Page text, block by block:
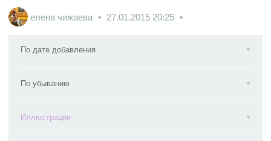
елена чижаева 27.01.2015 20:25
По дате добавления
По убыванию
Иллюстрации